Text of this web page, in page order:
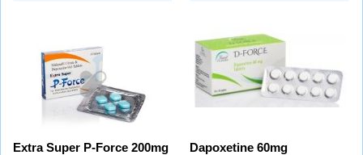
Extra Super P-Force 200mg Dapoxetine 60mg